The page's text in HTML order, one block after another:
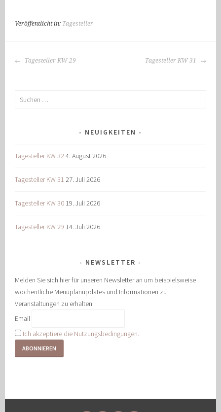
Veröffentlicht in: Tagesteller
BEITRAGS-
Tagesteller KW 29 Tagesteller KW 31
Suchen
NEUIGKEITEN
Tagesteller KW 324. August 2026
Tagesteller KW 31 27. Juli 2026
Tagesteller KW 30 19. Juli 2026
Tagesteller KW 29 14. Juli 2026
NEWSLETTER
Melden Sie sich hier für unseren Newsletter an um beispielsweise
wöchentliche Menüplanupdates und Informationen zu
Veranstaltungen zu erhalten.
Email
Ich akzeptiere die Nutzungsbedingungen.